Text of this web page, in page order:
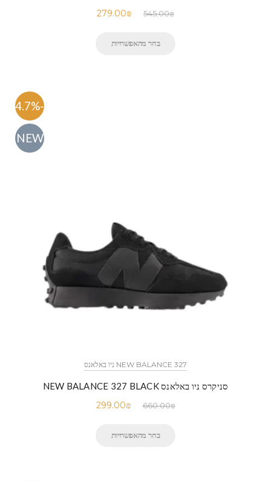
545.00₪
279.00₪
בחר מהאפשרויות
-54.7%
NEW
NEW BALANCE 327 ניו באלאנס
סניקרס ניו באלאנס NEW BALANCE 327 BLACK
660.00₪
299.00₪
בחר מהאפשרויות